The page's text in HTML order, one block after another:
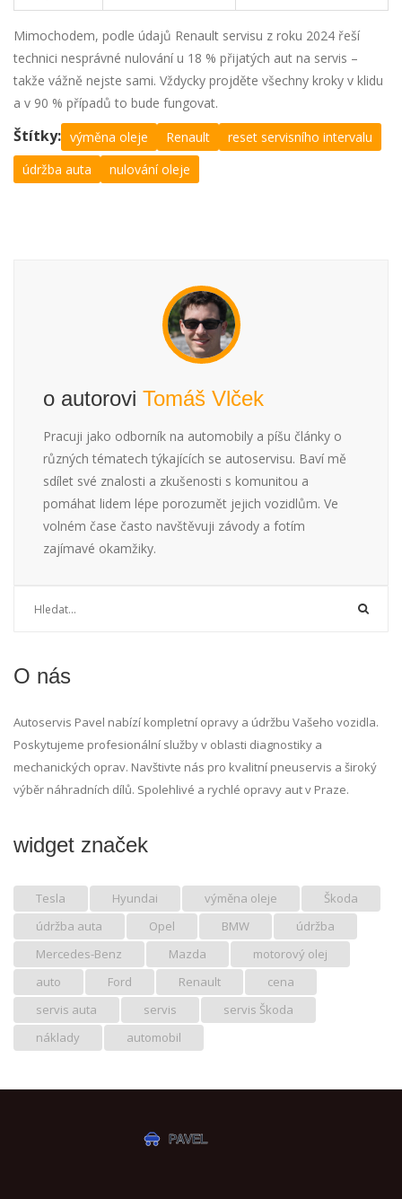
Mimochodem, podle údajů Renault servisu z roku 2024 řeší
technici nesprávné nulování u 18 % přijatých aut na servis –
takže vážně nejste sami. Vždycky projděte všechny kroky v klidu
a v 90 % případů to bude fungovat.
Štítky: výměna oleje Renault
reset servisního intervalu
údržba auta
nulování oleje
o autorovi Tomáš Vlček
Pracuji jako odborník na automobily a píšu články o
různých tématech týkajících se autoservisu. Baví mě
sdílet své znalosti a zkušenosti s komunitou a
pomáhat lidem lépe porozumět jejich vozidlům. Ve
volném čase často navštěvuji závody a fotím
zajímavé okamžiky.
O nás
Autoservis Pavel nabízí kompletní opravy a údržbu Vašeho vozidla.
Poskytujeme profesionální služby v oblasti diagnostiky a
mechanických oprav. Navštivte nás pro kvalitní pneuservis a široký
výběr náhradních dílů. Spolehlivé a rychlé opravy aut v Praze.
widget značek
Tesla Hyundai výměna oleje
Škoda
údržba auta
Opel BMW
údržba
Mercedes-Benz
Mazda
motorový olej
auto
Ford Renault
cena
servis auta
servis
servis Škoda
náklady
automobil